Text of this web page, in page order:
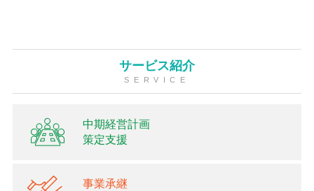
サービス紹介
SERVICE
中期経営計画
策定支援
事業承継